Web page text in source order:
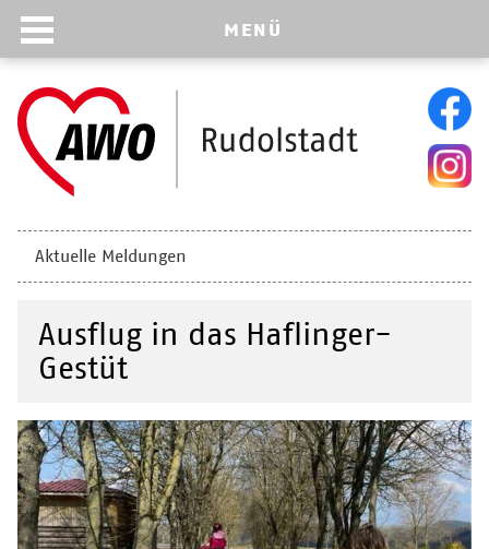
Navigation
überspringen
Aktuelle Meldungen
Ausflug in das Haflinger-
Gestüt
MENÜ